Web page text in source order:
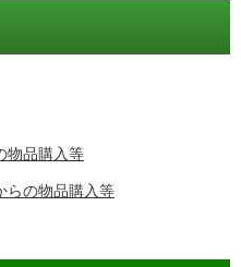
物品購入等
らの物品購入等